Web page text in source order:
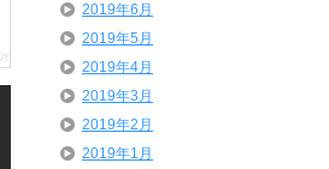
2019年6月
2019年5月
2019年4月
2019年3月
2019年2月
2019年1月